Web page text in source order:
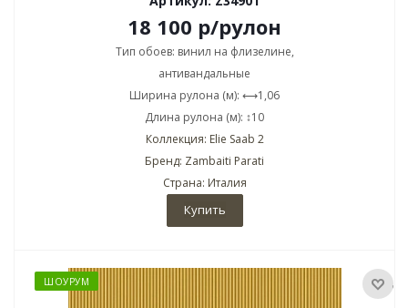
18 100 р/рулон
Тип обоев: винил на флизелине,
антивандальные
Ширина рулона (м): ⟷1,06
Длина рулона (м): ↕10
Коллекция: Elie Saab 2
Бренд: Zambaiti Parati
Страна: Италия
Купить
ШОУРУМ